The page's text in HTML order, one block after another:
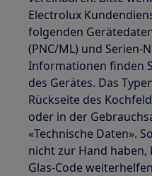
Electrolux
folgenden
(PNC/ML) und Serien-
Informationen finden
des Gerätes. Das
Rückseite des
oder in der
«Technische Daten».
nicht zur Hand
Glas-Code